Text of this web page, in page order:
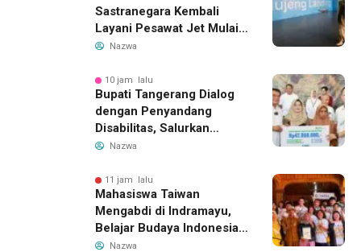
Sastranegara Kembali
Layani Pesawat Jet Mulai
14 Agustus 2026, Garuda
Bandung-Denpasar
Nazwa
10 jam lalu
Bupati Tangerang Dialog
dengan Penyandang
Disabilitas, Salurkan
Bantuan dan Tampung
Nazwa
11 jam lalu
Mahasiswa Taiwan
Mengabdi di Indramayu,
Belajar Budaya Indonesia
dan Edukasi Pekerja
Nazwa